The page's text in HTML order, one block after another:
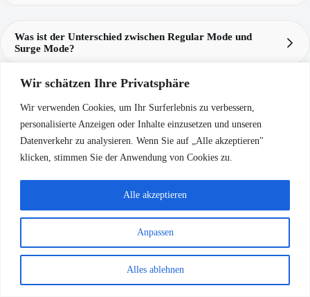
Wir schätzen Ihre Privatsphäre
Wir verwenden Cookies, um Ihr Surferlebnis zu verbessern,
personalisierte Anzeigen oder Inhalte einzusetzen und unseren
Datenverkehr zu analysieren. Wenn Sie auf „Alle akzeptieren"
klicken, stimmen Sie der Anwendung von Cookies zu.
Anpassen
Alles ablehnen
Alle akzeptieren
Radiant Flow
Was ist der Unterschied zwischen Regular Mode und
Surge Mode?
Rave 40000
Eclipse-Vaping-Animation
Vozol Rave 40k
Wie schnell lädt der Vozol Vape Rave 40000 auf?
Kostenloser weltweiter
Versand